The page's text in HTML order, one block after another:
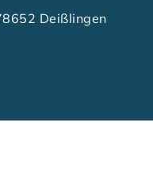
Deißlingen